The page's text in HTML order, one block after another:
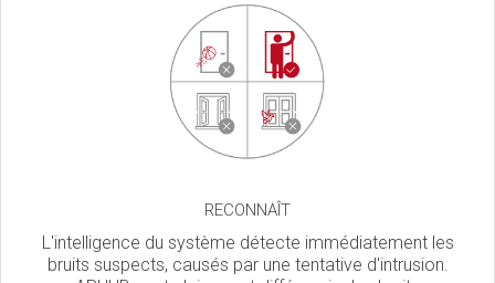
RECONNAÎT
L'intelligence du système détecte immédiatement les
bruits suspects, causés par une tentative d'intrusion.